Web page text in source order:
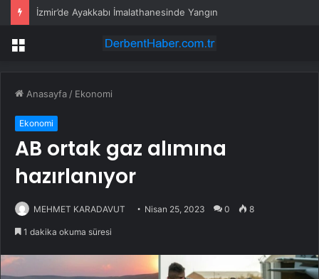
İzmir’de Ayakkabı İmalathanesinde Yangın
Menü
Anasayfa / Ekonomi
Ekonomi
AB ortak gaz alımına
hazırlanıyor
MEHMET KARADAVUT Nisan 25, 2023 0 8
1 dakika okuma süresi